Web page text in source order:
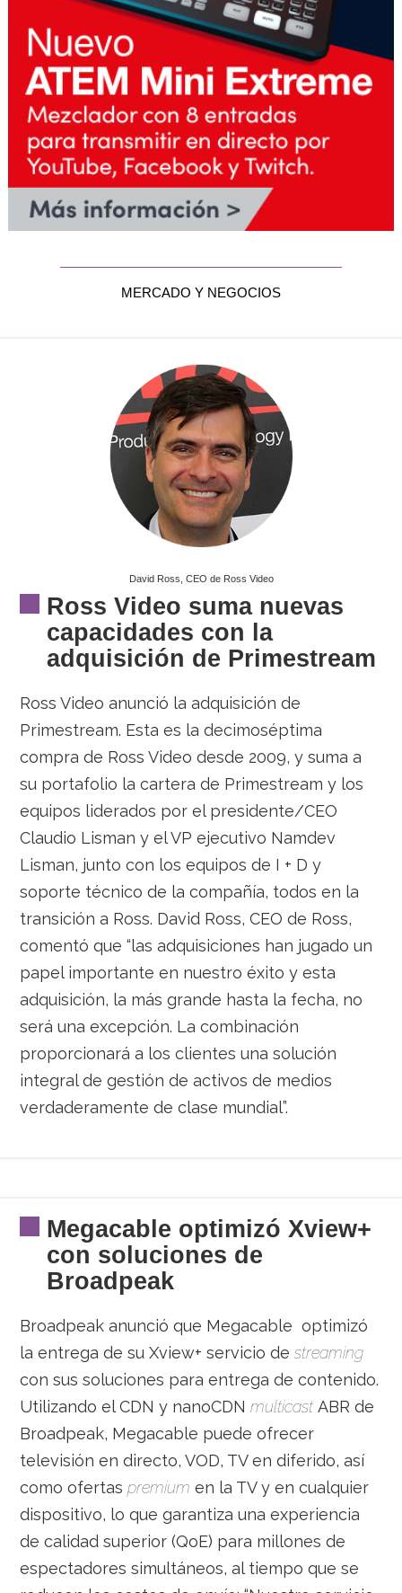
MERCADO Y NEGOCIOS
David Ross, CEO de Ross Video
Ross Video suma nuevas
capacidades con la
adquisición de Primestream
Ross Video anunció la adquisición de
Primestream. Esta es la decimoséptima
compra de Ross Video desde 2009, y suma a
su portafolio la cartera de Primestream y los
equipos liderados por el presidente/CEO
Claudio Lisman y el VP ejecutivo Namdev
Lisman, junto con los equipos de I + D y
soporte técnico de la compañía, todos en la
transición a Ross. David Ross, CEO de Ross,
comentó que “las adquisiciones han jugado un
papel importante en nuestro éxito y esta
adquisición, la más grande hasta la fecha, no
será una excepción. La combinación
proporcionará a los clientes una solución
integral de gestión de activos de medios
verdaderamente de clase mundial”.
Megacable optimizó Xview+
con soluciones de
Broadpeak
Broadpeak anunció que Megacable optimizó
la entrega de su Xview+ servicio de streaming
con sus soluciones para entrega de contenido.
Utilizando el CDN y nanoCDN multicast ABR de
Broadpeak, Megacable puede ofrecer
televisión en directo, VOD, TV en diferido, así
como ofertas premium en la TV y en cualquier
dispositivo, lo que garantiza una experiencia
de calidad superior (QoE) para millones de
espectadores simultáneos, al tiempo que se